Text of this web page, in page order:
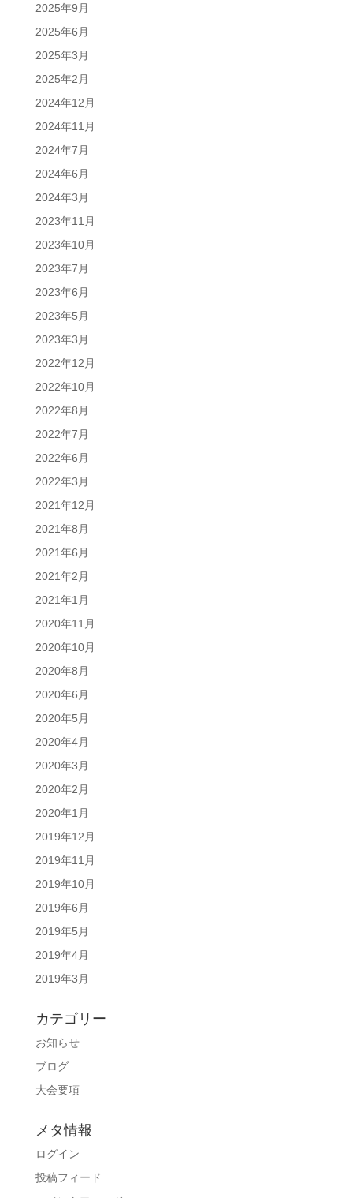
2025年9月
2025年6月
2025年3月
2025年2月
2024年12月
2024年11月
2024年7月
2024年6月
2024年3月
2023年11月
2023年10月
2023年7月
2023年6月
2023年5月
2023年3月
2022年12月
2022年10月
2022年8月
2022年7月
2022年6月
2022年3月
2021年12月
2021年8月
2021年6月
2021年2月
2021年1月
2020年11月
2020年10月
2020年8月
2020年6月
2020年5月
2020年4月
2020年3月
2020年2月
2020年1月
2019年12月
2019年11月
2019年10月
2019年6月
2019年5月
2019年4月
2019年3月
カテゴリー
お知らせ
ブログ
大会要項
メタ情報
ログイン
投稿フィード